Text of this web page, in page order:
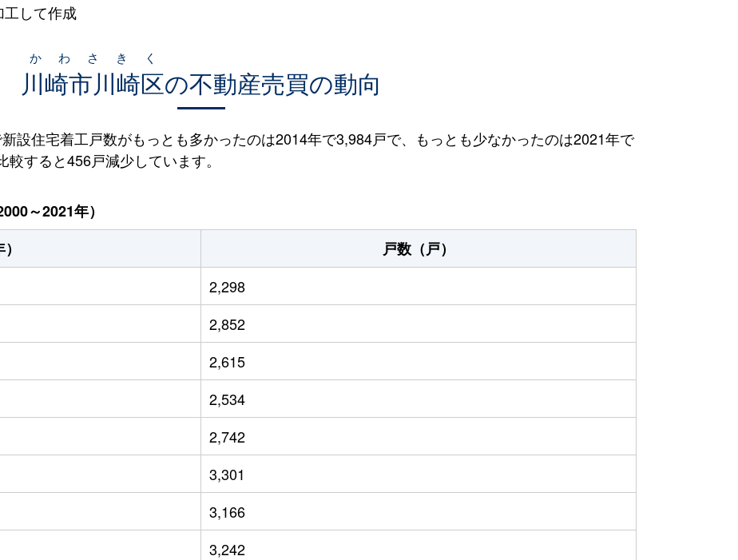
して作成
川崎市川崎区
かわさきく
の不動産売買の動向
設住宅着工戸数がもっとも多かったのは2014年で3,984戸で、もっとも少なかったのは2021年で
すると456戸減少しています。
～2021年）
戸数（戸）
2,298
2,852
2,615
2,534
2,742
3,301
3,166
3,242